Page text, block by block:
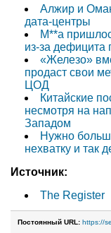
Алжир и
дата-центры
M**a
из-за дефицита
«Железо»
продаст свои
ЦОД
Китайские
несмотря на
Западом
Нужно
нехватку и так
Источник:
The Register
Постоянный URL: https://